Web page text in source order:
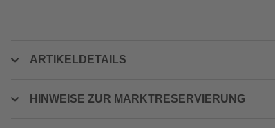
ARTIKELDETAILS
HINWEISE ZUR MARKTRESERVIERUNG